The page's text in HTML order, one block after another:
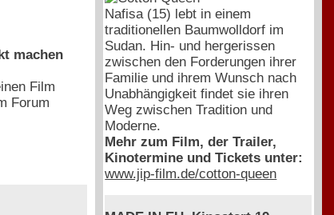
machen
Film
Forum
Nafisa (15) lebt in einem
traditionellen Baumwolldorf im
Sudan. Hin- und hergerissen
zwischen den Forderungen ihrer
Familie und ihrem Wunsch nach
Unabhängigkeit findet sie ihren
Weg zwischen Tradition und
Moderne.
Mehr zum Film, der Trailer,
Kinotermine und Tickets unter:
www.jip-film.de/cotton-queen